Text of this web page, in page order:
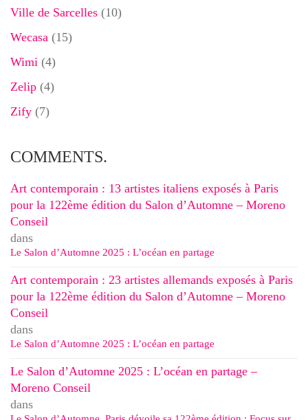
Ville de Sarcelles (10)
Wecasa (15)
Wimi (4)
Zelip (4)
Zify (7)
COMMENTS.
Art contemporain : 13 artistes italiens exposés à Paris
pour la 122ème édition du Salon d’Automne – Moreno
Conseil
dans
Le Salon d’Automne 2025 : L’océan en partage
Art contemporain : 23 artistes allemands exposés à Paris
pour la 122ème édition du Salon d’Automne – Moreno
Conseil
dans
Le Salon d’Automne 2025 : L’océan en partage
Le Salon d’Automne 2025 : L’océan en partage –
Moreno Conseil
dans